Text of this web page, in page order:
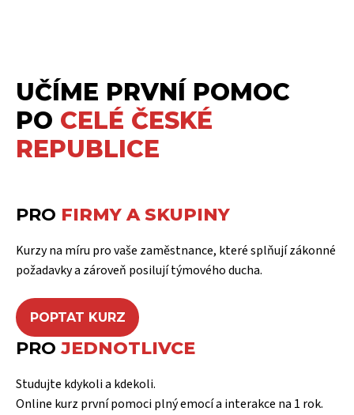
UČÍME PRVNÍ POMOC
PO CELÉ ČESKÉ
REPUBLICE
PRO FIRMY A SKUPINY
Kurzy na míru pro vaše zaměstnance, které splňují zákonné
požadavky a zároveň posilují týmového ducha.
POPTAT KURZ
PRO JEDNOTLIVCE
Studujte kdykoli a kdekoli.
Online kurz první pomoci plný emocí a interakce na 1 rok.